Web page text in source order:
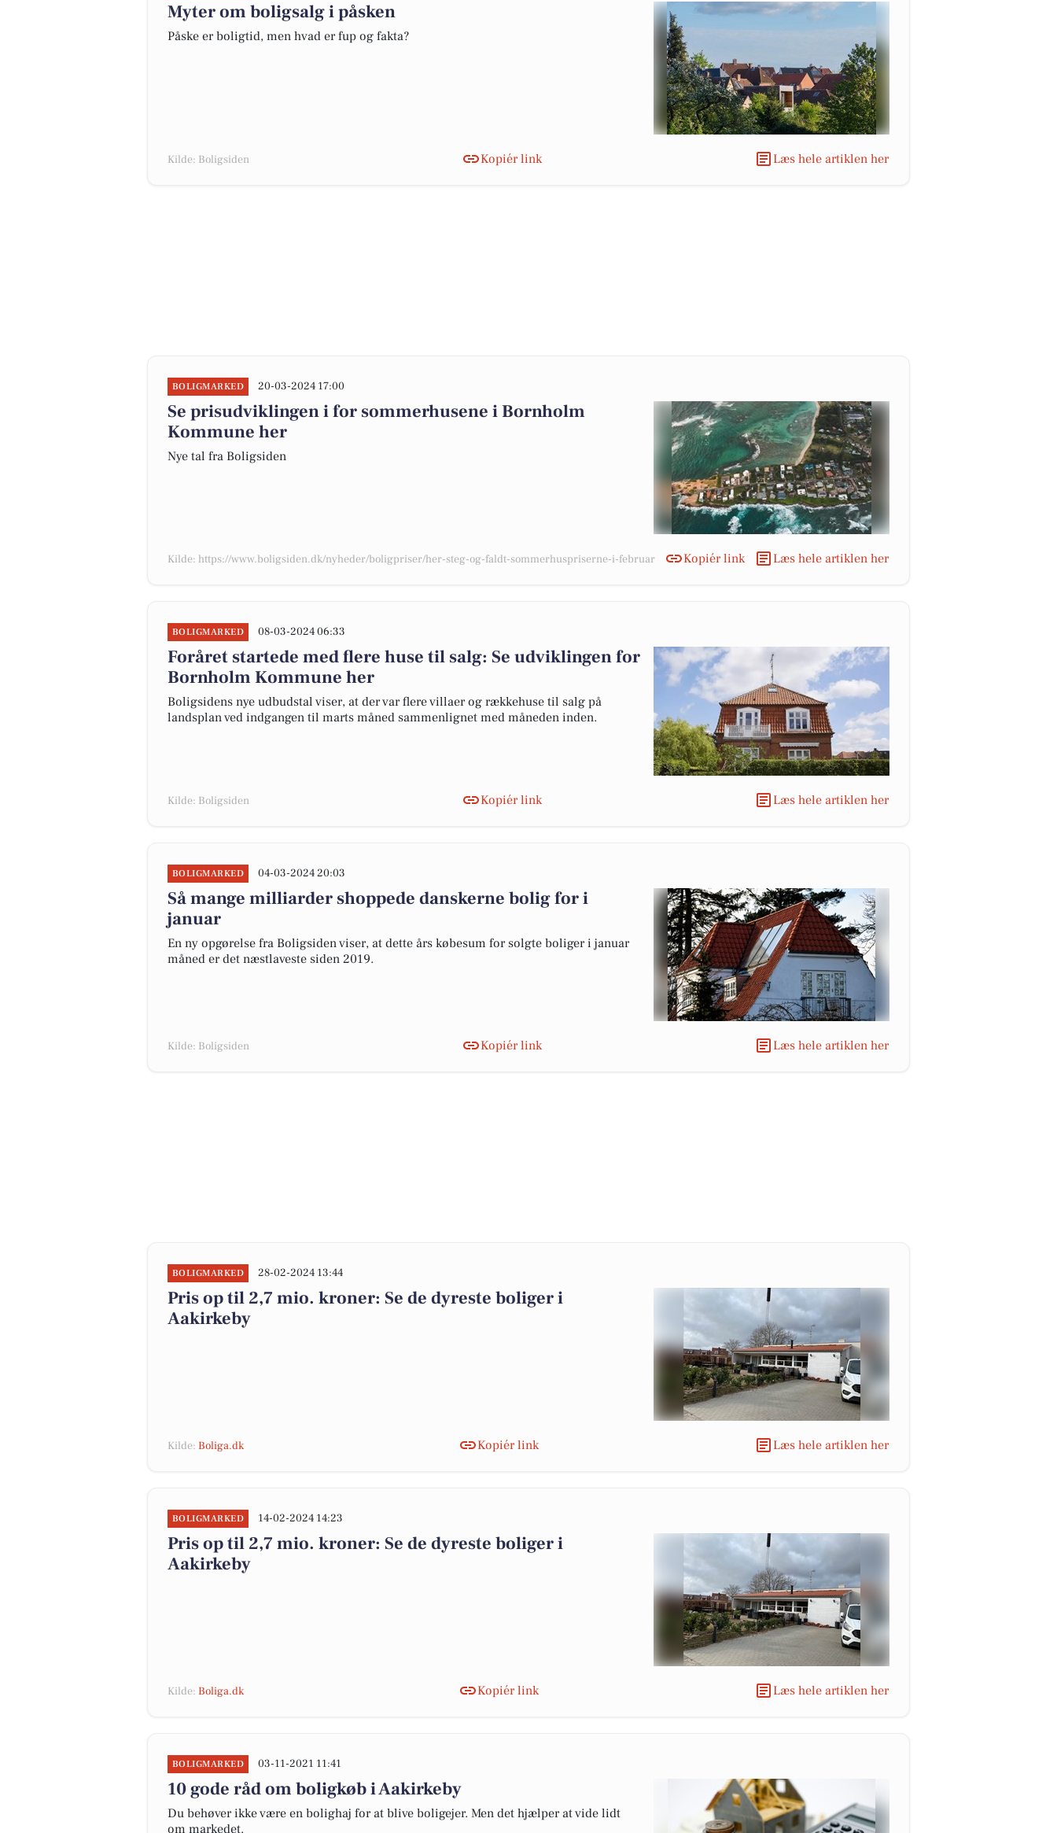
Myter om boligsalg i påsken
Påske er boligtid, men hvad er fup og fakta?
Kilde: Boligsiden Kopiér link Læs hele artiklen her
BOLIGMARKED 20-03-2024 17:00
Se prisudviklingen i for sommerhusene i Bornholm
Kommune her
Nye tal fra Boligsiden
Kilde: https://www.boligsiden.dk/nyheder/boligpriser/her-steg-og-faldt-sommerhuspriserne-i-februar Kopiér link Læs hele artiklen her
BOLIGMARKED 08-03-2024 06:33
Foråret startede med flere huse til salg: Se udviklingen for
Bornholm Kommune her
Boligsidens nye udbudstal viser, at der var flere villaer og rækkehuse til salg på
landsplan ved indgangen til marts måned sammenlignet med måneden inden.
Kilde: Boligsiden Kopiér link Læs hele artiklen her
BOLIGMARKED 04-03-2024 20:03
Så mange milliarder shoppede danskerne bolig for i
januar
En ny opgørelse fra Boligsiden viser, at dette års købesum for solgte boliger i januar
måned er det næstlaveste siden 2019.
Kilde: Boligsiden Kopiér link Læs hele artiklen her
BOLIGMARKED 28-02-2024 13:44
Pris op til 2,7 mio. kroner: Se de dyreste boliger i
Aakirkeby
Kilde: Boliga.dk Kopiér link Læs hele artiklen her
BOLIGMARKED 14-02-2024 14:23
Pris op til 2,7 mio. kroner: Se de dyreste boliger i
Aakirkeby
Kilde: Boliga.dk Kopiér link Læs hele artiklen her
BOLIGMARKED 03-11-2021 11:41
10 gode råd om boligkøb i Aakirkeby
Du behøver ikke være en bolighaj for at blive boligejer. Men det hjælper at vide lidt
om markedet.